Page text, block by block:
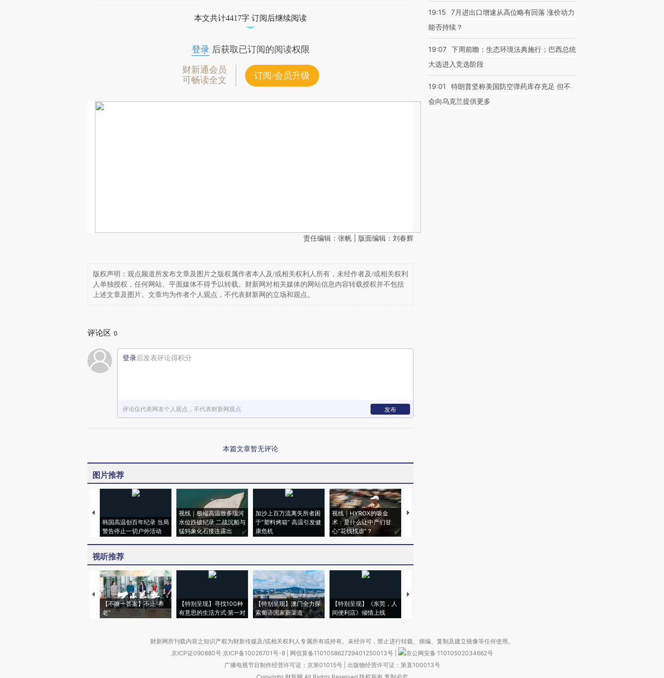
本文共计4417字 订阅后继续阅读
登录后获取已订阅的阅读权限
财新通会员
可畅读全文
订阅/会员升级
责任编辑：张帆 | 版面编辑：刘春辉
版权声明：观点频道所发布文章及图片之版权属作者本人及/或相关权利人所有，未经作者及/或相关权利
人单独授权，任何网站、平面媒体不得予以转载。财新网对相关媒体的网站信息内容转载授权并不包括
上述文章及图片。文章均为作者个人观点，不代表财新网的立场和观点。
评论区 0
登录后发表评论得积分
评论仅代表网友个人观点，不代表财新网观点 发布
本篇文章暂无评论
图片推荐
韩国高温创百年纪录 当局
警告停止一切户外活动
视线｜极端高温致多瑙河
水位跌破纪录 二战沉船与
猛犸象化石接连露出
加沙上百万流离失所者困
于“塑料烤箱” 高温引发健
康危机
视线｜HYROX的吸金
术：是什么让中产们甘
心“花钱找虐”？
马航飞行员跨国走私7万
视听推荐
【不唯一答案】不止“养
老”
【特别呈现】寻找100种
有意思的生活方式·第一对
【特别呈现】澳门全力探
索葡语国家新渠道
【特别呈现】《东莞，人
间便利店》倾情上线
【推广】走进第四届链博
19:15
7月进出口增速从高位略有回落 涨价动力
能否持续？
19:07 下周前瞻：生态环境法典施行；巴西总统
大选进入竞选阶段
19:01
特朗普坚称美国防空弹药库存充足 但不
会向乌克兰提供更多
财新网所刊载内容之知识产权为财新传媒及/或相关权利人专属所有或持有。未经许可，禁止进行转载、摘编、复制及建立镜像等任何使用。
京ICP证090880号 京ICP备10026701号-8 网信算备110105862729401250013号
京公网安备 11010502034662号
广播电视节目制作经营许可证：京第01015号| 出版物经营许可证：第直100013号